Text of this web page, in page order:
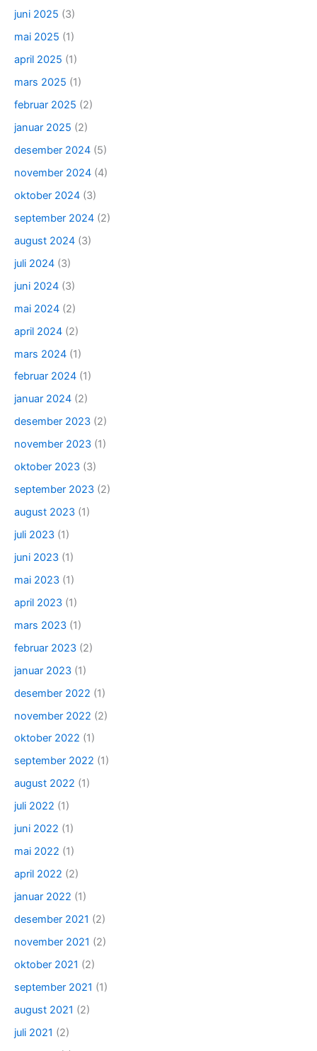
juni 2025 (3)
mai 2025 (1)
april 2025 (1)
mars 2025 (1)
februar 2025 (2)
januar 2025 (2)
desember 2024 (5)
november 2024 (4)
oktober 2024 (3)
september 2024 (2)
august 2024 (3)
juli 2024 (3)
juni 2024 (3)
mai 2024 (2)
april 2024 (2)
mars 2024 (1)
februar 2024 (1)
januar 2024 (2)
desember 2023 (2)
november 2023 (1)
oktober 2023 (3)
september 2023 (2)
august 2023 (1)
juli 2023 (1)
juni 2023 (1)
mai 2023 (1)
april 2023 (1)
mars 2023 (1)
februar 2023 (2)
januar 2023 (1)
desember 2022 (1)
november 2022 (2)
oktober 2022 (1)
september 2022 (1)
august 2022 (1)
juli 2022 (1)
juni 2022 (1)
mai 2022 (1)
april 2022 (2)
januar 2022 (1)
desember 2021 (2)
november 2021 (2)
oktober 2021 (2)
september 2021 (1)
august 2021 (2)
juli 2021 (2)